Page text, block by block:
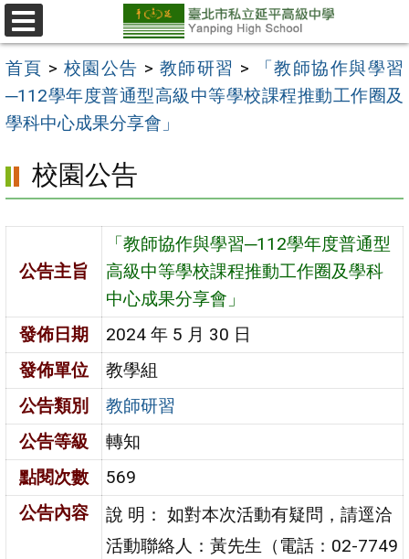
跳
至
主
要
內
選
單
首頁 > 校園公告 > 教師研習 >
「教師協作與學習
─112學年度普通型高級中等學校課程推動工作圈及
學科中心成果分享會」
校園公告
公告主旨
「教師協作與學習─112學年度普通型
高級中等學校課程推動工作圈及學科
中心成果分享會」
發佈日期
2024 年 5 月 30 日
發佈單位
教學組
公告類別
教師研習
公告等級
轉知
點閱次數
569
公告內容
說 明： 如對本次活動有疑問，請逕洽
活動聯絡人：黃先生（電話：02-7749